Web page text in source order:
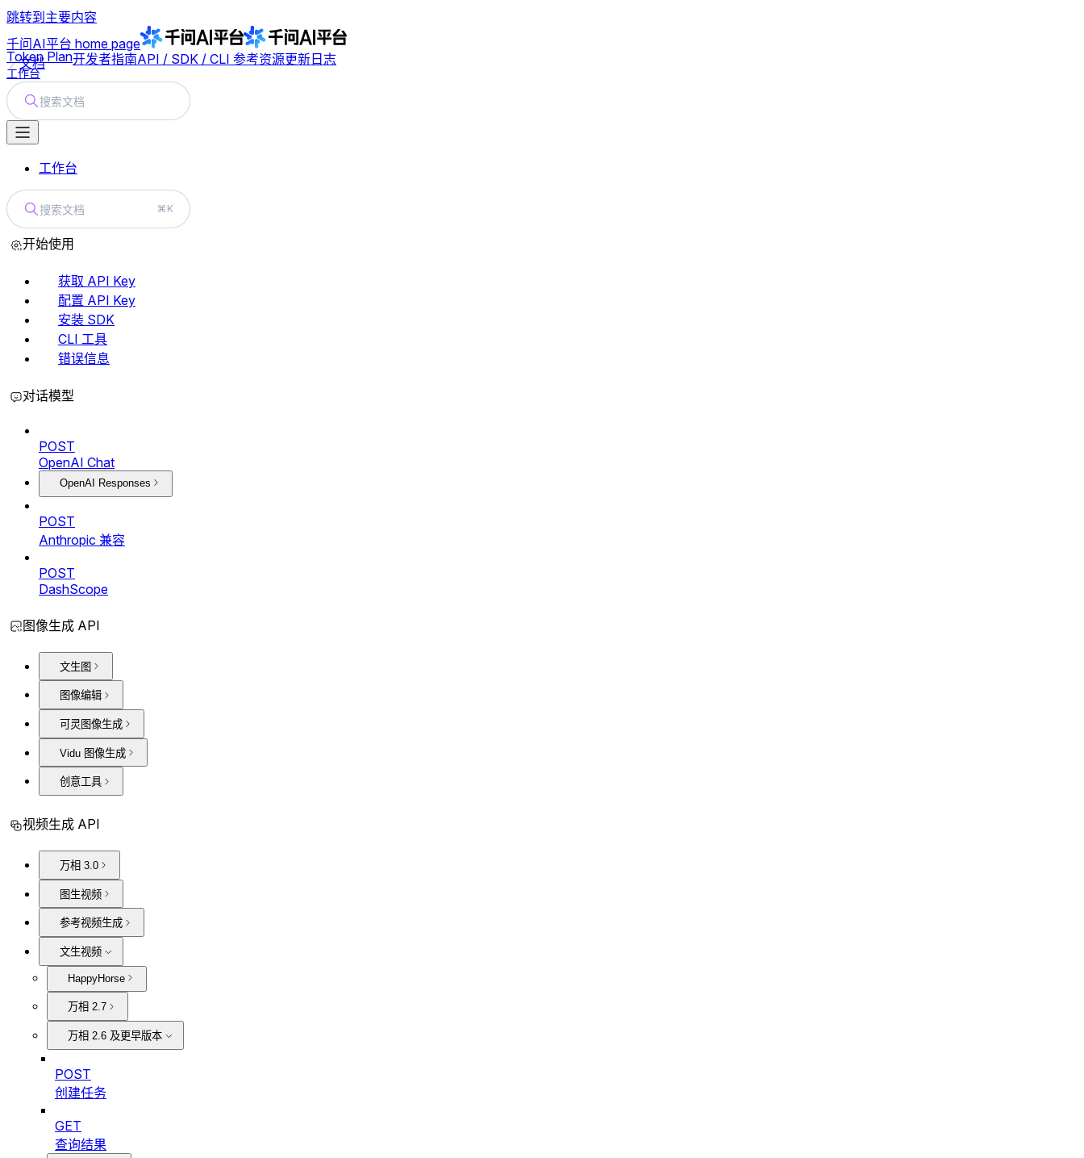
跳转到主要内容
千问AI平台 home page
文档
Token Plan开发者指南API / SDK / CLI 参考资源更新日志
工作台
搜索文档
工作台
搜索文档 ⌘K
开始使用
获取 API Key
配置 API Key
安装 SDK
CLI 工具
错误信息
对话模型
POST
OpenAI Chat
OpenAI Responses
POST
Anthropic 兼容
POST
DashScope
图像生成 API
文生图
图像编辑
可灵图像生成
Vidu 图像生成
创意工具
视频生成 API
万相 3.0
图生视频
参考视频生成
文生视频
HappyHorse
万相 2.7
万相 2.6 及更早版本
POST
创建任务
GET
查询结果